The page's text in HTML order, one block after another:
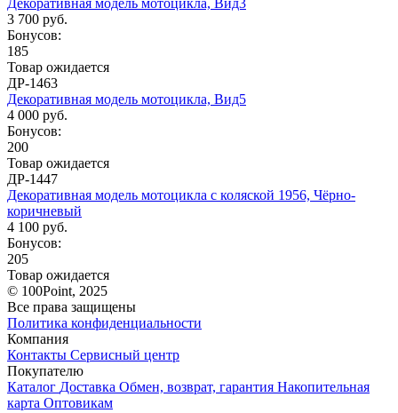
3 700 руб.
Бонусов:
185
Товар ожидается
ДР-1463
Декоративная модель мотоцикла, Вид5
4 000 руб.
Бонусов:
200
Товар ожидается
ДР-1447
Декоративная модель мотоцикла с коляской 1956, Чёрно-
коричневый
4 100 руб.
Бонусов:
205
Товар ожидается
© 100Point, 2025
Все права защищены
Политика конфиденциальности
Компания
Контакты Сервисный центр
Покупателю
Каталог Доставка Обмен, возврат, гарантия Накопительная
карта Оптовикам